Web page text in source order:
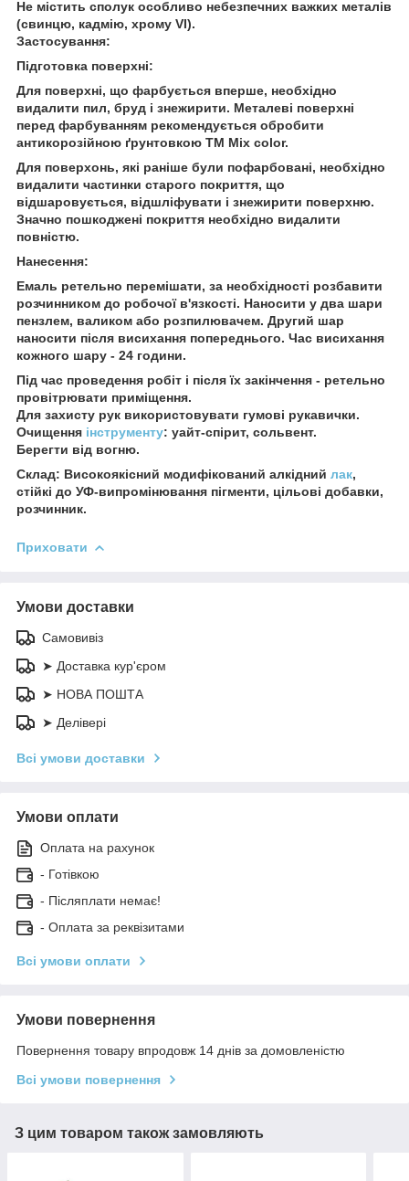
Не містить сполук особливо небезпечних важких металів
(свинцю, кадмію, хрому VІ).
Застосування:
Підготовка поверхні:
Для поверхні, що фарбується вперше, необхідно
видалити пил, бруд і знежирити. Металеві поверхні
перед фарбуванням рекомендується обробити
антикорозійною ґрунтовкою ТМ Мix color.
Для поверхонь, які раніше були пофарбовані, необхідно
видалити частинки старого покриття, що
відшаровується, відшліфувати і знежирити поверхню.
Значно пошкоджені покриття необхідно видалити
повністю.
Нанесення:
Емаль ретельно перемішати, за необхідності розбавити
розчинником до робочої в'язкості. Наносити у два шари
пензлем, валиком або розпилювачем. Другий шар
наносити після висихання попереднього. Час висихання
кожного шару - 24 години.
Під час проведення робіт і після їх закінчення - ретельно
провітрювати приміщення.
Для захисту рук використовувати гумові рукавички.
Очищення інструменту: уайт-спірит, сольвент.
Берегти від вогню.
Склад: Високоякісний модифікований алкідний лак,
стійкі до УФ-випромінювання пігменти, цільові добавки,
розчинник.
Приховати
Умови доставки
Самовивіз
➤ Доставка кур'єром
➤ НОВА ПОШТА
➤ Делівері
Всі умови доставки
Умови оплати
Оплата на рахунок
- Готівкою
- Післяплати немає!
- Оплата за реквізитами
Всі умови оплати
Умови повернення
Повернення товару впродовж 14 днів за домовленістю
Всі умови повернення
З цим товаром також замовляють